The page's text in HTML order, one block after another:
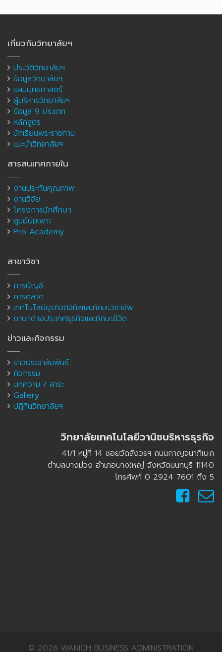
เกี่ยวกับวิทยาลัยฯ
ประวัติวิทยาลัยฯ
ข้อมูลวิทยาลัยฯ
แผนยุทธศาสตร์
ผู้บริหารวิทยาลัยฯ
ข้อมูล 9 ประเภท
หลักสูตร
นักเรียนพระราชทาน
แนะนำวิทยาลัยฯ
สารสนเทศภายใน
งานประกันคุณภาพ
งานวิจัย
โครงการนักศึกษา
ศูนย์บ่มเพาะ
Pro Academy
สาขาวิชา
การบัญชี
การตลาด
เทคโนโลยีธุรกิจดิจิทัลและทักษะวิชาชีพ
ภาษาต่างประเทศธุรกิจและทักษะชีวิต
ข่าวและกิจกรรม
ข่าวประชาสัมพันธ์
กิจกรรม
บทความ / สาระ
Gallery
ปฏิทินวิทยาลัยฯ
วิทยาลัยเทคโนโลยีวานิชบริหารธุรกิจ
41/1 หมู่ที่ 14 ซอยวัดสังวรฯ ถนนกาญจนาภิเษก
ตำบลบางม่วง อำเภอบางใหญ่ จังหวัดนนทบุรี 11140
โทรศัพท์ 0 2924 7601 ถึง 5
© 2026 WANICH BUSINESS ADMINISTRATION